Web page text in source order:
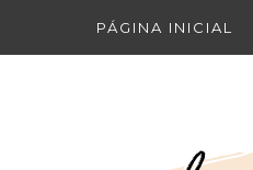
PÁGINA INICIAL